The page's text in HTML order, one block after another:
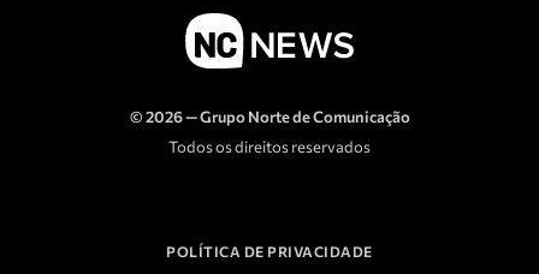
© 2026 — Grupo Norte de Comunicação
Todos os direitos reservados
POLÍTICA DE PRIVACIDADE